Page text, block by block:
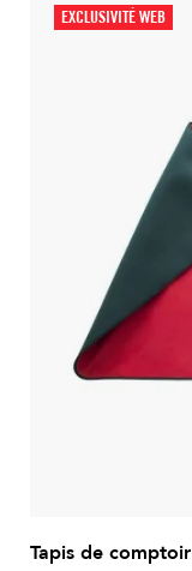
EXCLUSIVITÉ WEB
Tapis de